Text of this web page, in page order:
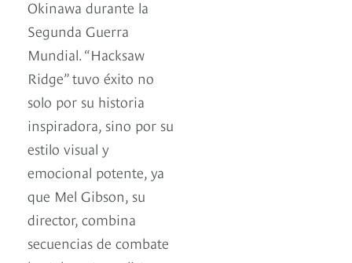
Okinawa durante la
Segunda Guerra
Mundial. “Hacksaw
Ridge” tuvo éxito no
solo por su historia
inspiradora, sino por su
estilo visual y
emocional potente, ya
que Mel Gibson, su
director, combina
secuencias de combate